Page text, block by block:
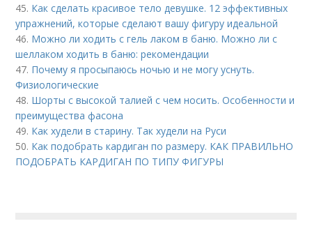
45. Как сделать красивое тело девушке. 12 эффективных
упражнений, которые сделают вашу фигуру идеальной
46. Можно ли ходить с гель лаком в баню. Можно ли с
шеллаком ходить в баню: рекомендации
47. Почему я просыпаюсь ночью и не могу уснуть.
Физиологические
48. Шорты с высокой талией с чем носить. Особенности и
преимущества фасона
49. Как худели в старину. Так худели на Руси
50. Как подобрать кардиган по размеру. КАК ПРАВИЛЬНО
ПОДОБРАТЬ КАРДИГАН ПО ТИПУ ФИГУРЫ